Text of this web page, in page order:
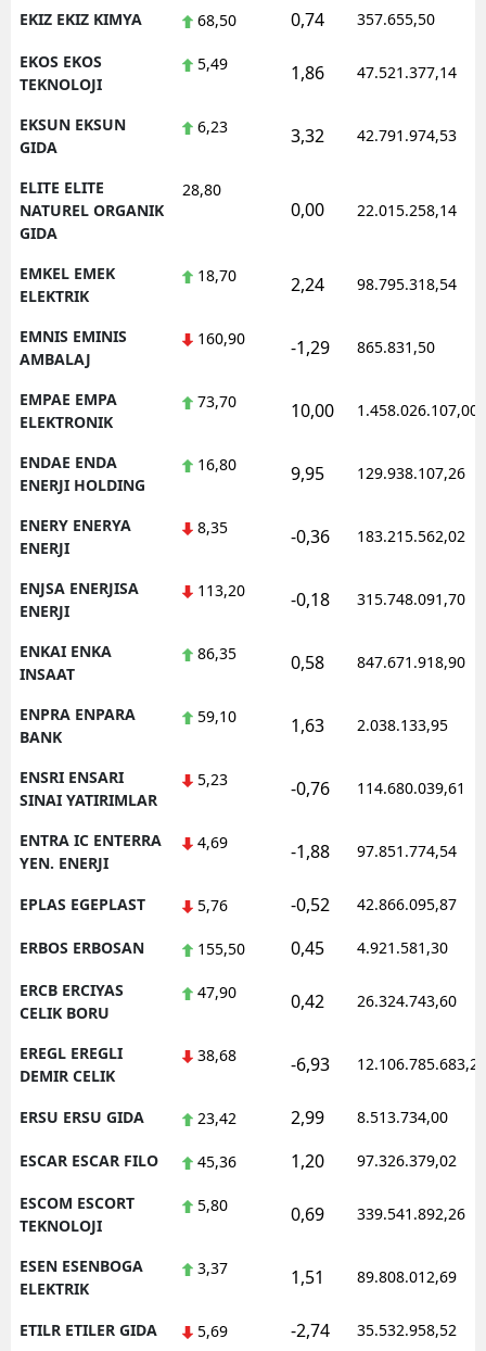
EKIZ EKIZ KIMYA 68,50 0,74 357.655,50
EKOS EKOS
TEKNOLOJI
5,49 1,86 47.521.377,14
EKSUN EKSUN
GIDA
6,23 3,32 42.791.974,53
ELITE ELITE
NATUREL ORGANIK
GIDA
28,80
0,00 22.015.258,14
EMKEL EMEK
ELEKTRIK
18,70 2,24 98.795.318,54
EMNIS EMINIS
AMBALAJ
160,90 -1,29 865.831,50
EMPAE EMPA
ELEKTRONIK
73,70 10,00 1.458.026.107,00
ENDAE ENDA
ENERJI HOLDING
16,80 9,95 129.938.107,26
ENERY ENERYA
ENERJI
8,35 -0,36 183.215.562,02
ENJSA ENERJISA
ENERJI
113,20 -0,18 315.748.091,70
ENKAI ENKA
INSAAT
86,35 0,58 847.671.918,90
ENPRA ENPARA
BANK
59,10 1,63 2.038.133,95
ENSRI ENSARI
SINAI YATIRIMLAR
5,23 -0,76 114.680.039,61
ENTRA IC ENTERRA
YEN. ENERJI
4,69 -1,88 97.851.774,54
EPLAS EGEPLAST 5,76 -0,52 42.866.095,87
ERBOS ERBOSAN 155,50 0,45 4.921.581,30
ERCB ERCIYAS
CELIK BORU
47,90 0,42 26.324.743,60
EREGL EREGLI
DEMIR CELIK
38,68 -6,93 12.106.785.683,20
ERSU ERSU GIDA 23,42 2,99 8.513.734,00
ESCAR ESCAR FILO 45,36 1,20 97.326.379,02
ESCOM ESCORT
TEKNOLOJI
5,80 0,69 339.541.892,26
ESEN ESENBOGA
ELEKTRIK
3,37 1,51 89.808.012,69
ETILR ETILER GIDA 5,69 -2,74 35.532.958,52